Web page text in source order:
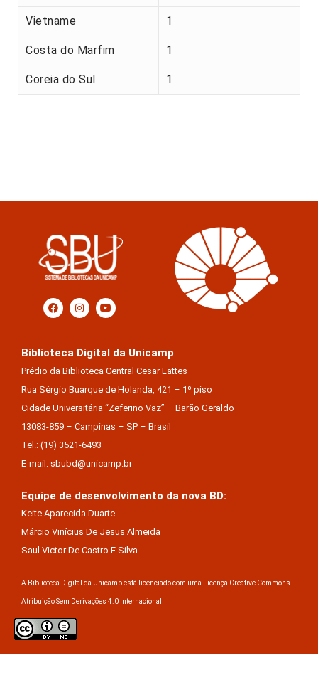
Vietname 1
Costa do Marfim 1
Coreia do Sul 1
Biblioteca Digital da Unicamp
Prédio da Biblioteca Central Cesar Lattes
Rua Sérgio Buarque de Holanda, 421 – 1º piso
Cidade Universitária “Zeferino Vaz” – Barão Geraldo
13083-859 – Campinas – SP – Brasil
Tel.: (19) 3521-6493
E-mail: sbubd@unicamp.br
Equipe de desenvolvimento da nova BD:
Keite Aparecida Duarte
Márcio Vinícius De Jesus Almeida
Saul Victor De Castro E Silva
A Biblioteca Digital da Unicamp está licenciado com uma Licença Creative Commons –
Atribuição Sem Derivações 4.0 Internacional